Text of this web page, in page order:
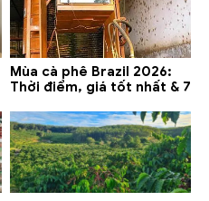
Mùa cà phê Brazil 2026:
Thời điểm, giá tốt nhất & 7